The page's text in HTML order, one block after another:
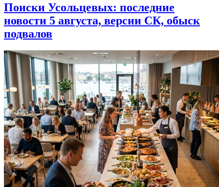
Поиски Усольцевых: последние
новости 5 августа, версии СК, обыск
подвалов